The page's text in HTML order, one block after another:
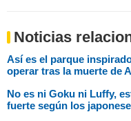
Noticias
Así es el parque
operar tras la muerte de
No es ni Goku ni Luffy,
fuerte según los